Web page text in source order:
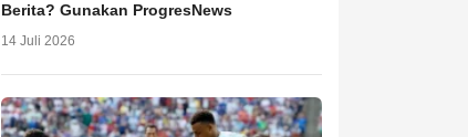
Berita? Gunakan ProgresNews
14 Juli 2026